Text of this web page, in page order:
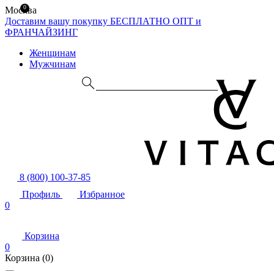
Москва
Доставим вашу покупку БЕСПЛАТНО ОПТ и
ФРАНЧАЙЗИНГ
Женщинам
Мужчинам
8 (800) 100-37-85
Профиль
Избранное
0
Корзина
0
Корзина (0)
0